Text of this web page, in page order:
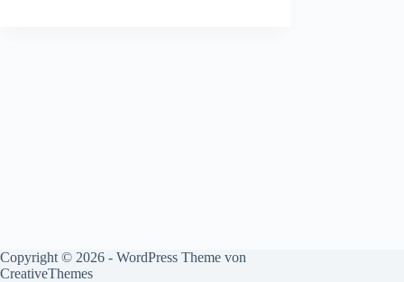
Copyright © 2026 - WordPress Theme von
CreativeThemes